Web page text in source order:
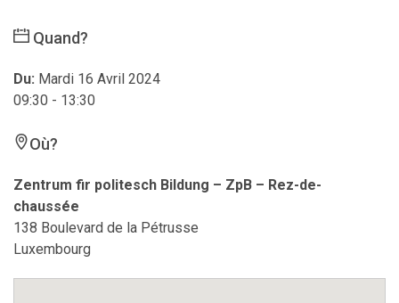
Quand?
Du: Mardi 16 Avril 2024
09:30 - 13:30
Où?
Zentrum fir politesch Bildung – ZpB – Rez-de-
chaussée
138 Boulevard de la Pétrusse
Luxembourg